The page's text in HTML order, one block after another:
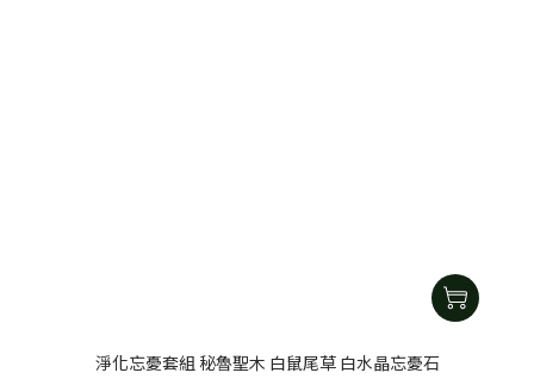
淨化忘憂套組 秘魯聖木 白鼠尾草 白水晶忘憂石